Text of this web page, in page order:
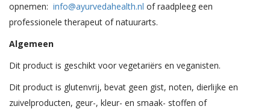
opnemen: info@ayurvedahealth.nl of raadpleeg een
professionele therapeut of natuurarts.
Algemeen
Dit product is geschikt voor vegetariërs en veganisten.
Dit product is glutenvrij, bevat geen gist, noten, dierlijke en
zuivelproducten, geur-, kleur- en smaak- stoffen of